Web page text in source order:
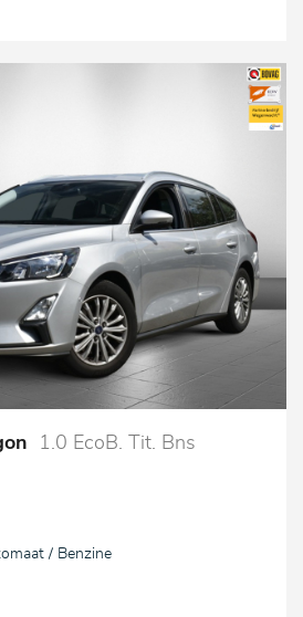
1.0 EcoB. Tit. Bns
/ Benzine